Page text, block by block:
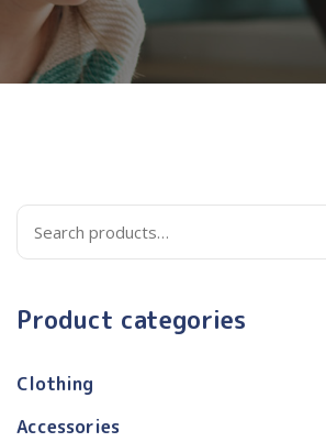
Product categories
Clothing
Accessories